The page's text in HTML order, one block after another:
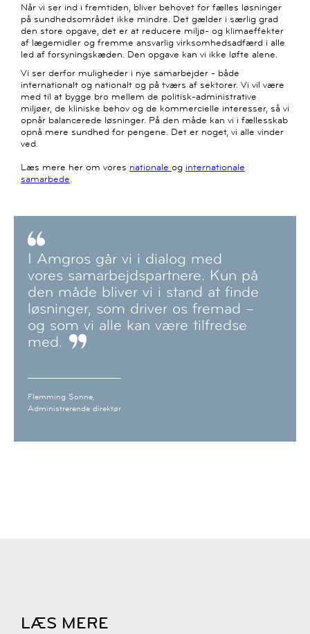
Når vi ser ind i fremtiden, bliver behovet for fælles løsninger
på sundhedsområdet ikke mindre. Det gælder i særlig grad
den store opgave, det er at reducere miljø- og klimaeffekter
af lægemidler og fremme ansvarlig virksomhedsadfærd i alle
led af forsyningskæden. Den opgave kan vi ikke løfte alene.
Vi ser derfor muligheder i nye samarbejder - både
internationalt og nationalt og på tværs af sektorer. Vi vil være
med til at bygge bro mellem de politisk-administrative
miljøer, de kliniske behov og de kommercielle interesser, så vi
opnår balancerede løsninger. På den måde kan vi i fællesskab
opnå mere sundhed for pengene. Det er noget, vi alle vinder
ved.
Læs mere her om vores nationale og internationale
samarbede.
I Amgros går vi i dialog med
vores samarbejdspartnere. Kun på
den måde bliver vi i stand at finde
løsninger, som driver os fremad –
og som vi alle kan være tilfredse
med.
Flemming Sonne,
Administrerende direktør
LÆS MERE